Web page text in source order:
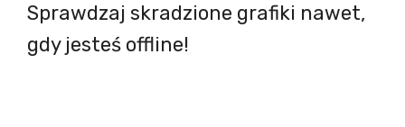
Sprawdzaj skradzione grafiki nawet,
gdy jesteś offline!